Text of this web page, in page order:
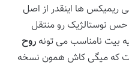
ریمیکس ها اینقدر از اصل
نوستالژیک رو منتقل
بیت نامناسب می تونه روح
که میگی کاش همون نسخه